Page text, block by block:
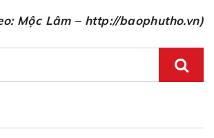
Mộc Lâm – http://baophutho.vn)